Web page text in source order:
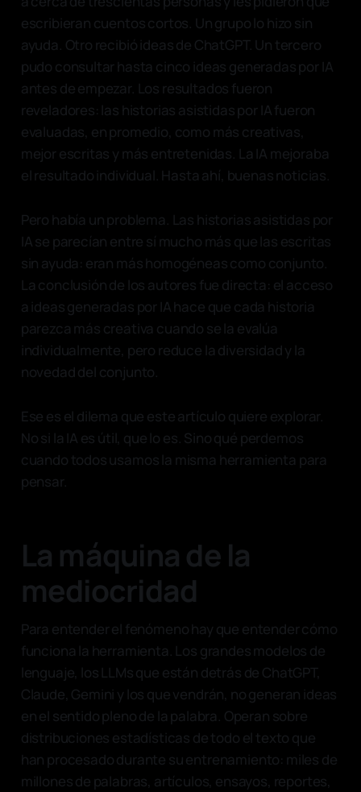
escribieran cuentos cortos. Un grupo lo hizo sin
ayuda. Otro recibió ideas de ChatGPT. Un tercero
pudo consultar hasta cinco ideas generadas por IA
antes de empezar. Los resultados fueron
reveladores: las historias asistidas por IA fueron
evaluadas, en promedio, como más creativas,
mejor escritas y más entretenidas. La IA mejoraba
el resultado individual. Hasta ahí, buenas noticias.
Pero había un problema. Las historias asistidas por
IA se parecían entre sí mucho más que las escritas
sin ayuda: eran más homogéneas como conjunto.
La conclusión de los autores fue directa: el acceso
a ideas generadas por IA hace que cada historia
parezca más creativa cuando se la evalúa
individualmente, pero reduce la diversidad y la
novedad del conjunto.
Ese es el dilema que este artículo quiere explorar.
No si la IA es útil, que lo es. Sino qué perdemos
cuando todos usamos la misma herramienta para
pensar.
La máquina de la
mediocridad
Para entender el fenómeno hay que entender cómo
funciona la herramienta. Los grandes modelos de
lenguaje, los LLMs que están detrás de ChatGPT,
Claude, Gemini y los que vendrán, no generan ideas
en el sentido pleno de la palabra. Operan sobre
distribuciones estadísticas de todo el texto que
han procesado durante su entrenamiento: miles de
millones de palabras, artículos, ensayos, reportes,